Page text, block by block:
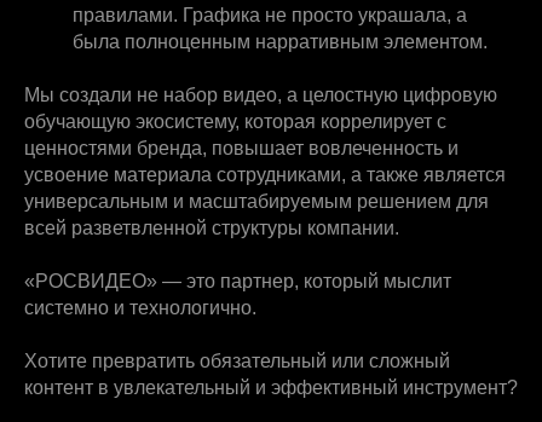
правилами. Графика не просто украшала, а
была полноценным нарративным элементом.
Мы создали не набор видео, а целостную цифровую
обучающую экосистему, которая коррелирует с
ценностями бренда, повышает вовлеченность и
усвоение материала сотрудниками, а также является
универсальным и масштабируемым решением для
всей разветвленной структуры компании.
«РОСВИДЕО» — это партнер, который мыслит
системно и технологично.
Хотите превратить обязательный или сложный
контент в увлекательный и эффективный инструмент?